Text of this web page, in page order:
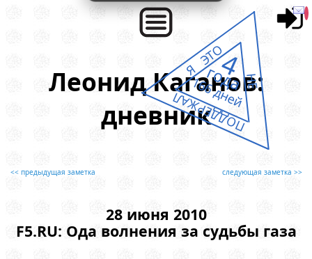
Леонид Каганов:
дневник
<< предыдущая заметка следующая заметка >>
28 июня 2010
F5.RU: Ода волнения за судьбы газа
Я ЭТО
НЕ
ПОДДЕРЖАЛ
4
года
166 дней